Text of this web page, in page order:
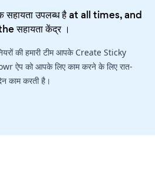
उपलब्ध है at all times, and
सहायता केंद्र।
की हमारी टीम आपके Create Sticky
ऐप को आपके लिए काम करने के लिए रात-
काम करती है।